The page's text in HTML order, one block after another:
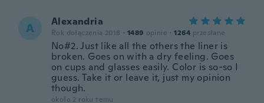
A Alexandria
Rok dołączenia 2018 · 1489 opinie · 1264 przesłane
No#2. Just like all the others the liner is
broken. Goes on with a dry feeling. Goes
on cups and glasses easily. Color is so-so I
guess. Take it or leave it, just my opinion
though.
około 2 roku temu